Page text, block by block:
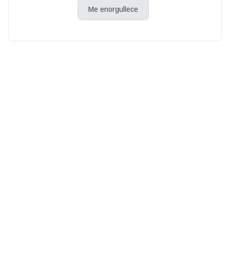
Me enorgullece